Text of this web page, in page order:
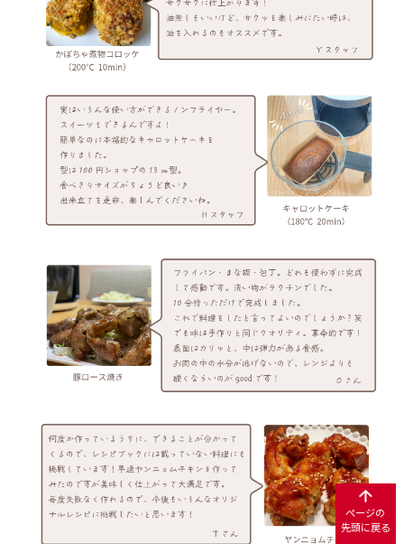
ページの
先頭に戻る